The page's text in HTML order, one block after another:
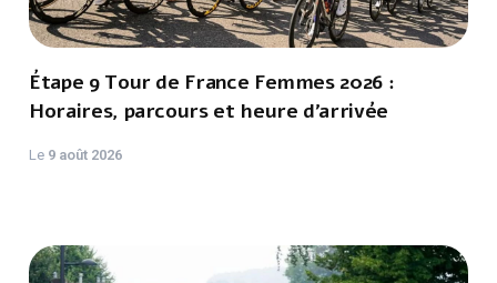
Étape 9 Tour de France Femmes 2026 :
Horaires, parcours et heure d’arrivée
Le 9 août 2026